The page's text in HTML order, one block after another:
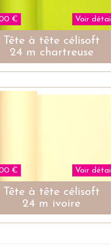
Voir détail
€
Tête à tête célisoft
24 m chartreuse
Voir détail
€
Tête à tête célisoft
24 m ivoire